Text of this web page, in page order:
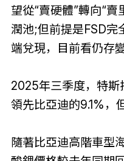
望從“賣硬體”轉向“
潤池;但前提是FSD完
端兌現，目前看仍存變
2025年三季度，特斯
領先比亞迪的9.1%，
隨著比亞迪高階車型